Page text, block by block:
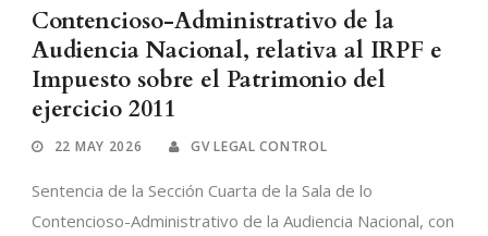
Contencioso-Administrativo de la
Audiencia Nacional, relativa al IRPF e
Impuesto sobre el Patrimonio del
ejercicio 2011
22 MAY 2026 GV LEGAL CONTROL
Sentencia de la Sección Cuarta de la Sala de lo
Contencioso-Administrativo de la Audiencia Nacional, con